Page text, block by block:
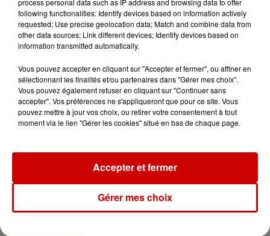
Podcasts
Kelly Massol, figure
emblématique de
l'entrepreneuriat féminin
Aménager un school bus au
Canada et accueillir les bleus à
Boston,...
process personal data such as IP address and browsing data to offer
following functionalities: Identify devices based on information actively
requested; Use precise geolocation data; Match and combine data from
other data sources; Link different devices; Identify devices based on
information transmitted automatically.
Vous pouvez accepter en cliquant sur "Accepter et fermer", ou affiner en
sélectionnant les finalités et/ou partenaires dans "Gérer mes choix".
Vous pouvez également refuser en cliquant sur "Continuer sans
accepter". Vos préférences ne s'appliqueront que pour ce site. Vous
pouvez mettre à jour vos choix, ou retirer votre consentement à tout
moment via le lien "Gérer les cookies" situé en bas de chaque page.
Gérer mes choix
Accepter et fermer